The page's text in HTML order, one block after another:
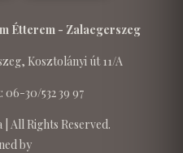
Étterem - Zalaegerszeg
Kosztolányi út 11/A
30/532 39 97
All Rights Reserved.
by